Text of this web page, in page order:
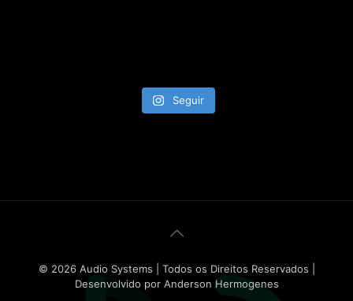
Seguir
© 2026 Audio Systems | Todos os Direitos Reservados |
Desenvolvido por Anderson Hermogenes